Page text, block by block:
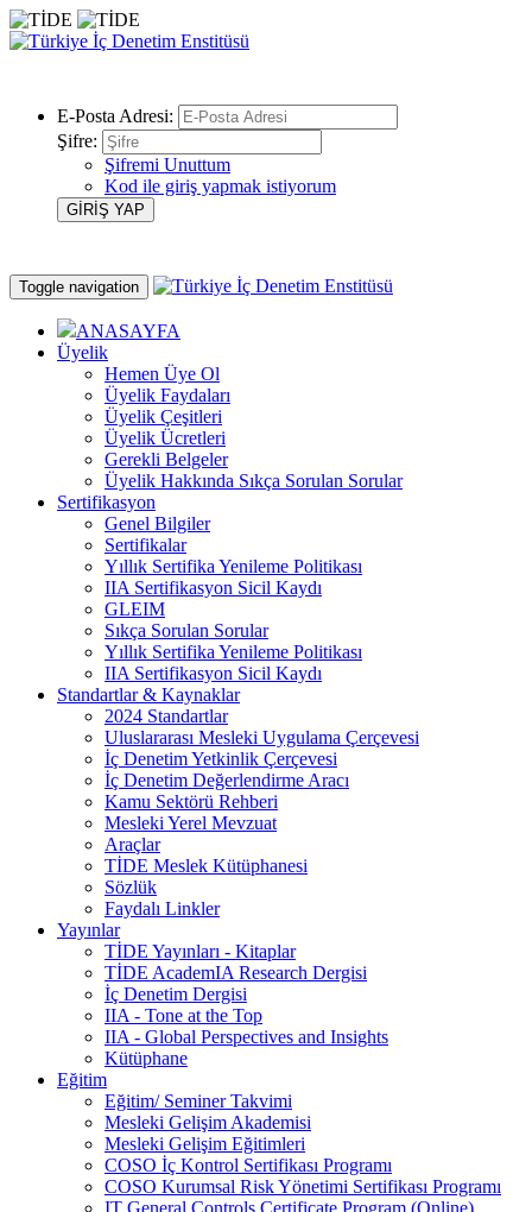
E-Posta Adresi:
Şifre:
Şifremi Unuttum
Kod ile giriş yapmak istiyorum
Toggle navigation
ANASAYFA
Üyelik
Hemen Üye Ol
Üyelik Faydaları
Üyelik Çeşitleri
Üyelik Ücretleri
Gerekli Belgeler
Üyelik Hakkında Sıkça Sorulan Sorular
Sertifikasyon
Genel Bilgiler
Sertifikalar
Yıllık Sertifika Yenileme Politikası
IIA Sertifikasyon Sicil Kaydı
GLEIM
Sıkça Sorulan Sorular
Yıllık Sertifika Yenileme Politikası
IIA Sertifikasyon Sicil Kaydı
Standartlar & Kaynaklar
2024 Standartlar
Uluslararası Mesleki Uygulama Çerçevesi
İç Denetim Yetkinlik Çerçevesi
İç Denetim Değerlendirme Aracı
Kamu Sektörü Rehberi
Mesleki Yerel Mevzuat
Araçlar
TİDE Meslek Kütüphanesi
Sözlük
Faydalı Linkler
Yayınlar
TİDE Yayınları - Kitaplar
TİDE AcademIA Research Dergisi
İç Denetim Dergisi
IIA - Tone at the Top
IIA - Global Perspectives and Insights
Kütüphane
Eğitim
Eğitim/ Seminer Takvimi
Mesleki Gelişim Akademisi
Mesleki Gelişim Eğitimleri
COSO İç Kontrol Sertifikası Programı
COSO Kurumsal Risk Yönetimi Sertifikası Programı
IT General Controls Certificate Program (Online)